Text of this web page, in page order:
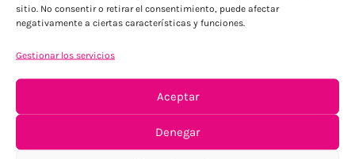
sitio. No consentir o retirar el consentimiento, puede afectar
negativamente a ciertas características y funciones.
Gestionar los servicios
Aceptar
Denegar
Tu confianza, nuestro objetivo